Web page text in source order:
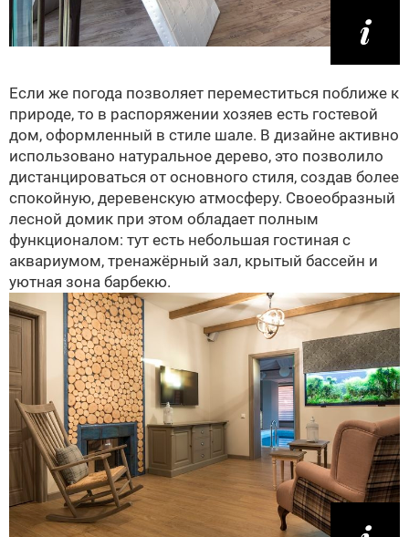
Если же погода позволяет переместиться поближе к
природе, то в распоряжении хозяев есть гостевой
дом, оформленный в стиле шале. В дизайне активно
использовано натуральное дерево, это позволило
дистанцироваться от основного стиля, создав более
спокойную, деревенскую атмосферу. Своеобразный
лесной домик при этом обладает полным
функционалом: тут есть небольшая гостиная с
аквариумом, тренажёрный зал, крытый бассейн и
уютная зона барбекю.